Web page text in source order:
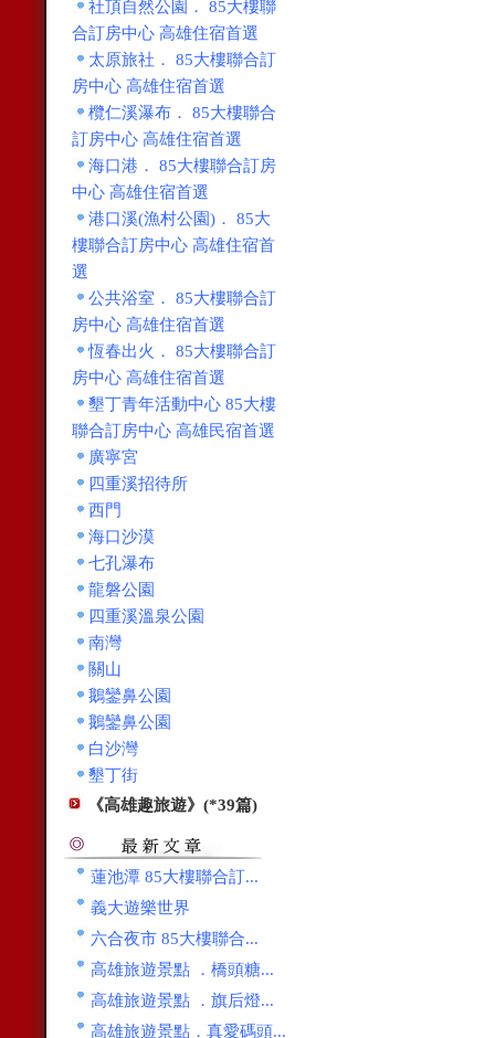
社頂自然公園． 85大樓聯
合訂房中心 高雄住宿首選
太原旅社． 85大樓聯合訂
房中心 高雄住宿首選
欖仁溪瀑布． 85大樓聯合
訂房中心 高雄住宿首選
海口港． 85大樓聯合訂房
中心 高雄住宿首選
港口溪(漁村公園)． 85大
樓聯合訂房中心 高雄住宿首
選
公共浴室． 85大樓聯合訂
房中心 高雄住宿首選
恆春出火． 85大樓聯合訂
房中心 高雄住宿首選
墾丁青年活動中心 85大樓
聯合訂房中心 高雄民宿首選
廣寧宮
四重溪招待所
西門
海口沙漠
七孔瀑布
龍磐公園
四重溪溫泉公園
南灣
關山
鵝鑾鼻公園
鵝鑾鼻公園
白沙灣
墾丁街
《高雄趣旅遊》(*39篇)
蓮池潭 85大樓聯合訂...
義大遊樂世界
六合夜市 85大樓聯合...
高雄旅遊景點 ．橋頭糖...
高雄旅遊景點 ．旗后燈...
高雄旅遊景點．真愛碼頭...